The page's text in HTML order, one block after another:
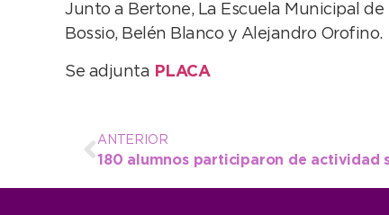
Junto a Bertone, La Escuela Municipal
Bossio, Belén Blanco y Alejandro Orofino.
Se adjunta PLACA
ANTERIOR